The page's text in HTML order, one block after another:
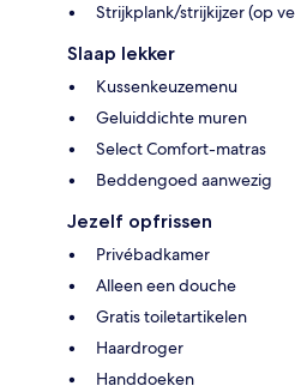
Strijkplank/strijkijzer (op
Slaap lekker
Kussenkeuzemenu
Geluiddichte muren
Select Comfort-matras
Beddengoed aanwezig
Jezelf opfrissen
Privébadkamer
Alleen een douche
Gratis toiletartikelen
Haardroger
Handdoeken